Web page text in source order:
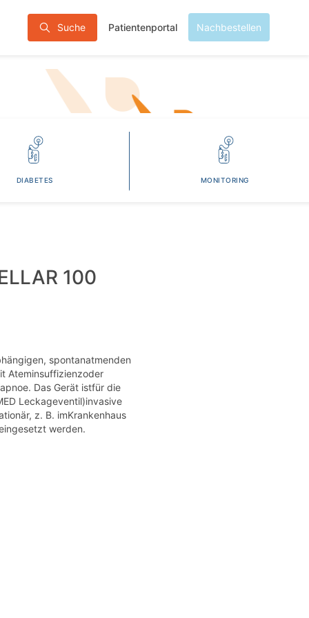
Suche Patientenportal Nachbestellen
DIABETES MONITORING
100
spontanatmenden
Ateminsuffizienzoder
Das Gerät istfür die
Leckageventil)invasive
z. B. imKrankenhaus
werden.